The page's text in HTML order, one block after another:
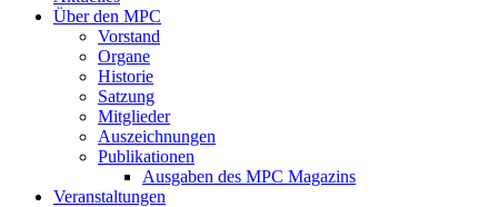
Über den MPC
Vorstand
Organe
Historie
Satzung
Mitglieder
Auszeichnungen
Publikationen
Ausgaben des MPC Magazins
Veranstaltungen